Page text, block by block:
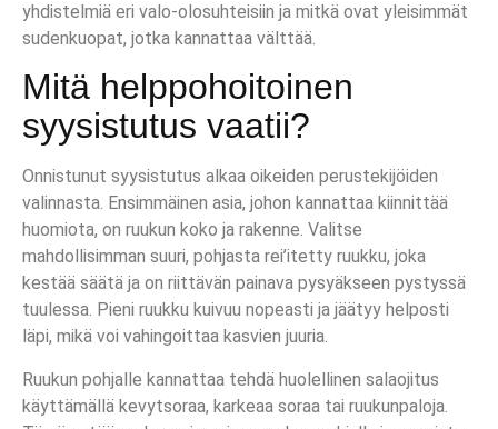
yhdistelmiä eri valo-olosuhteisiin ja mitkä ovat yleisimmät
sudenkuopat, jotka kannattaa välttää.
Mitä helppohoitoinen
syysistutus vaatii?
Onnistunut syysistutus alkaa oikeiden perustekijöiden
valinnasta. Ensimmäinen asia, johon kannattaa kiinnittää
huomiota, on ruukun koko ja rakenne. Valitse
mahdollisimman suuri, pohjasta rei’itetty ruukku, joka
kestää säätä ja on riittävän painava pysyäkseen pystyssä
tuulessa. Pieni ruukku kuivuu nopeasti ja jäätyy helposti
läpi, mikä voi vahingoittaa kasvien juuria.
Ruukun pohjalle kannattaa tehdä huolellinen salaojitus
käyttämällä kevytsoraa, karkeaa soraa tai ruukunpaloja.